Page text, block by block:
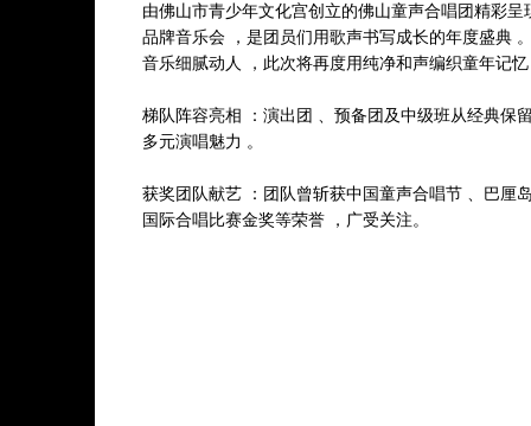
8 、《阿卡拉》
9 、《宣言》下半场 ：
10 、《Larger than life 比生命更伟大》
12 、《闲聊波尔卡》
13 、《基诺山》
15 、《贝加尔湖畔》
16 、《Give Us Hope 给我们希望》
由佛山市青少年文化宫创立的佛山童声合唱团精彩呈
品牌音乐会 ，是团员们用歌声书写成长的年度盛典
音乐细腻动人 ，此次将再度用纯净和声编织童年记
梯队阵容亮相 ：演出团 、预备团及中级班从经典保
多元演唱魅力 。
获奖团队献艺 ：团队曾斩获中国童声合唱节 、巴厘
国际合唱比赛金奖等荣誉 ，广受关注。